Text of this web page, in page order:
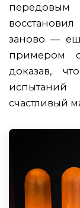
заново —
примером
доказав,
счастливый